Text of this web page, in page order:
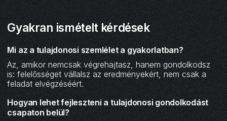
Gyakran ismételt kérdések
Mi az a tulajdonosi szemlélet a gyakorlatban?
Az, amikor nemcsak végrehajtasz, hanem gondolkodsz
is: felelősséget vállalsz az eredményekért, nem csak a
feladat elvégzéséért.
Hogyan lehet fejleszteni a tulajdonosi gondolkodást
csapaton belül?